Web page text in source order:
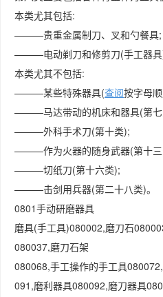
本类尤其包括:
———贵重金属制刀、叉和勺餐具;
———电动剃刀和修剪刀(手工器具
本类尤其不包括:
———某些特殊器具(查阅按字母
———马达带动的机床和器具(第
———外科手术刀(第十类);
———作为火器的随身武器(第十
———切纸刀(第十六类);
———击剑用兵器(第二十八类)。
0801手动研磨器具
磨具(手工具)080002,磨刀石
080037,磨刀石架
080068,手工操作的手工具
091,磨利器具080092,磨刀器具